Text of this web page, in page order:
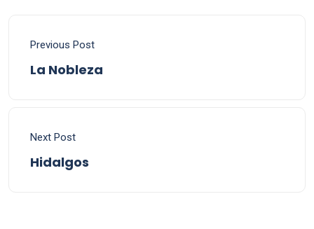
Previous Post
La Nobleza
Next Post
Hidalgos